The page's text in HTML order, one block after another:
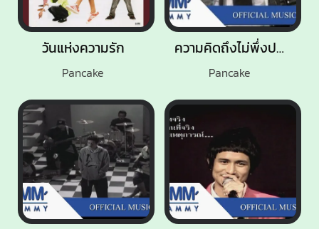
วันแห่งความรัก
Pancake
ความคิดถึงไม่พึ่งปาฏิหาริย์
Pancake